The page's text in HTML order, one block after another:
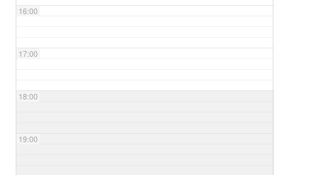
16:00
17:00
18:00
19:00